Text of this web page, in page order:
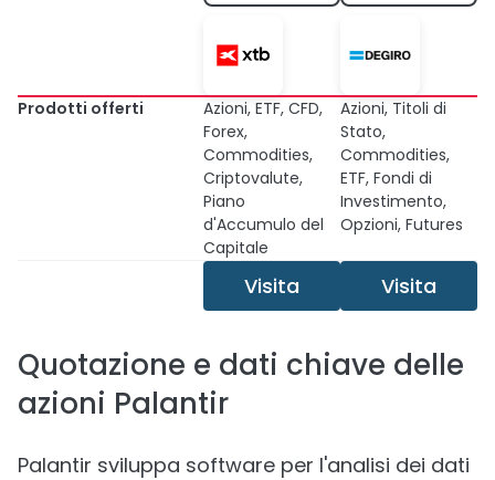
Prodotti offerti
Azioni, ETF, CFD,
Forex,
Commodities,
Criptovalute,
Piano
d'Accumulo del
Capitale
Azioni, Titoli di
Stato,
Commodities,
ETF, Fondi di
Investimento,
Opzioni, Futures
Visita Visita
Quotazione e dati chiave delle
azioni Palantir
Palantir sviluppa software per l'analisi dei dati